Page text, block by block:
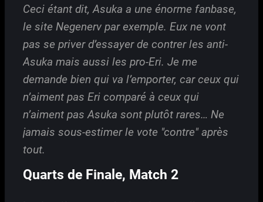
Ceci étant dit, Asuka a une énorme fanbase,
le site Negenerv par exemple. Eux ne vont
pas se priver d’essayer de contrer les anti-
Asuka mais aussi les pro-Eri. Je me
demande bien qui va l’emporter, car ceux qui
n’aiment pas Eri comparé à ceux qui
n’aiment pas Asuka sont plutôt rares… Ne
jamais sous-estimer le vote "contre" après
tout.
Quarts de Finale, Match 2